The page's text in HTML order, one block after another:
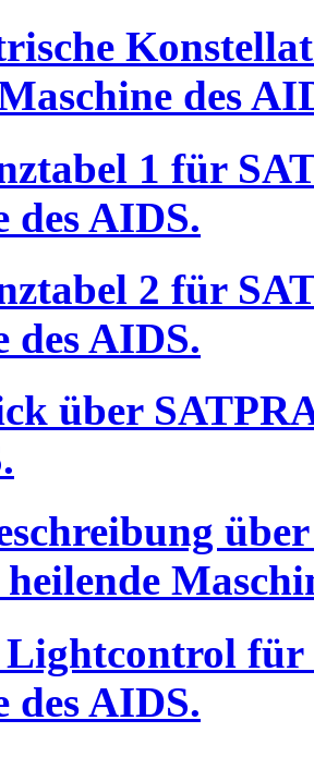
des
1 für
des AIDS.
2 für
des AIDS.
über
Lightcontrol
des AIDS.